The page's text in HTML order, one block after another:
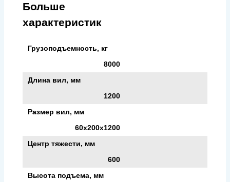
Больше
характеристик
Грузоподъемность, кг
8000
Длина вил, мм
1200
Размер вил, мм
60x200x1200
Центр тяжести, мм
600
Высота подъема, мм